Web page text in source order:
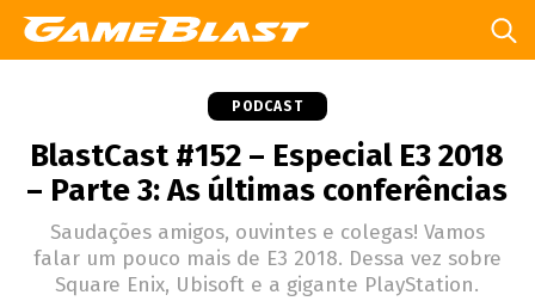
PODCAST
BlastCast #152 – Especial E3 2018
– Parte 3: As últimas conferências
Saudações amigos, ouvintes e colegas! Vamos
falar um pouco mais de E3 2018. Dessa vez sobre
Square Enix, Ubisoft e a gigante PlayStation.